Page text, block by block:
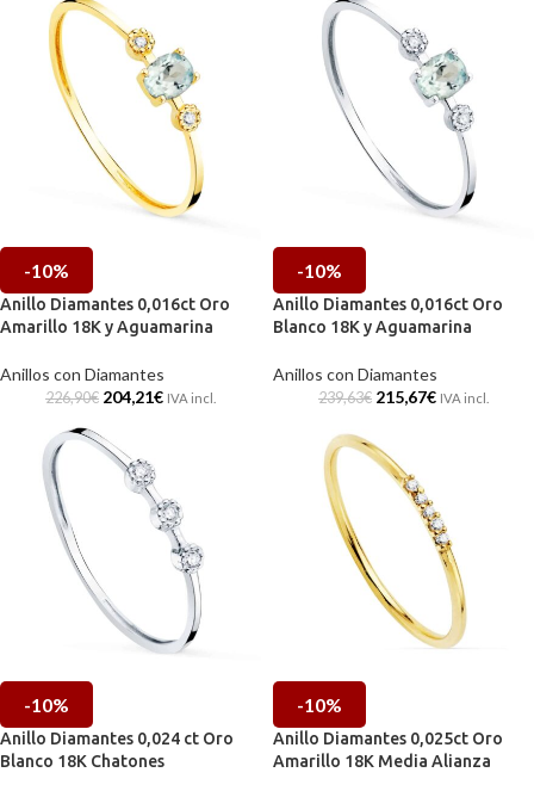
-10%
Anillo Diamantes 0,016ct Oro
Amarillo 18K y Aguamarina
Anillos con Diamantes
226,90€ 204,21€ IVA incl.
-10%
Anillo Diamantes 0,016ct Oro
Blanco 18K y Aguamarina
Anillos con Diamantes
239,63€ 215,67€ IVA incl.
-10%
Anillo Diamantes 0,024 ct Oro
Blanco 18K Chatones
-10%
Anillo Diamantes 0,025ct Oro
Amarillo 18K Media Alianza